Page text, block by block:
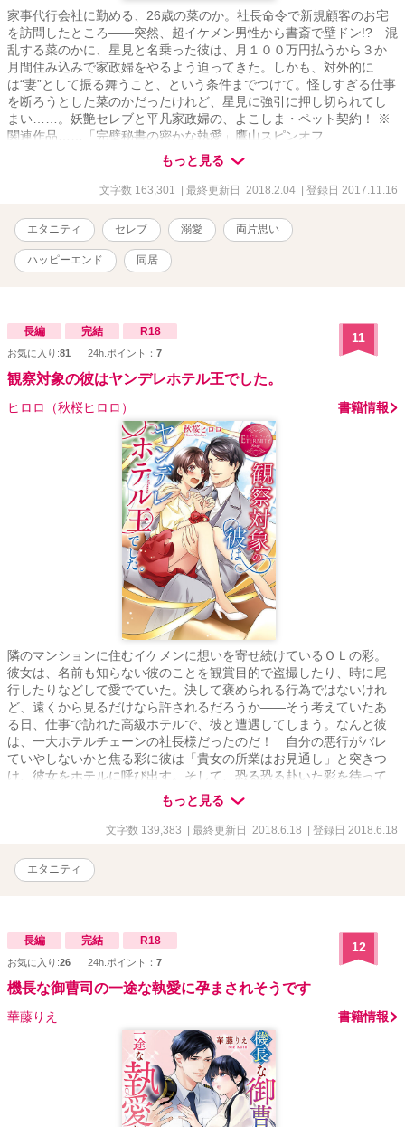
家事代行会社に勤める、26歳の菜のか。社長命令で新規顧客のお宅
を訪問したところ――突然、超イケメン男性から書斎で壁ドン!? 混
乱する菜のかに、星見と名乗った彼は、月１００万円払うから３か
月間住み込みで家政婦をやるよう迫ってきた。しかも、対外的に
は“妻”として振る舞うこと、という条件までつけて。怪しすぎる仕事
を断ろうとした菜のかだったけれど、星見に強引に押し切られてし
まい……。妖艶セレブと平凡家政婦の、よこしま・ペット契約！ ※
関連作品……「完璧秘書の密かな執愛」鷹山スピンオフ
https://www.alphapolis.co.jp/novel/307138515/878163491
もっと見る
文字数 163,301 | 最終更新日 2018.2.04 | 登録日 2017.11.16
エタニティ セレブ 溺愛 両片思い
ハッピーエンド 同居
長編 完結 R18
お気に入り:81 24h.ポイント： 7
11
観察対象の彼はヤンデレホテル王でした。
ヒロロ（秋桜ヒロロ） 書籍情報
隣のマンションに住むイケメンに想いを寄せ続けているＯＬの彩。
彼女は、名前も知らない彼のことを観賞目的で盗撮したり、時に尾
行したりなどして愛でていた。決して褒められる行為ではないけれ
ど、遠くから見るだけなら許されるだろうか――そう考えていたあ
る日、仕事で訪れた高級ホテルで、彼と遭遇してしまう。なんと彼
は、一大ホテルチェーンの社長様だったのだ！ 自分の悪行がバレ
ていやしないかと焦る彩に彼は「貴女の所業はお見通し」と突きつ
け、彼女をホテルに呼び出す。そして、恐る恐る赴いた彩を待って
いたのは、まさかの熱烈アプローチと、尋常ならざる執愛。あっと
いう間に高級マンションに監禁され、三食・昼寝・手錠付きの同棲
生活が始まって……!?
もっと見る
文字数 139,383 | 最終更新日 2018.6.18 | 登録日 2018.6.18
エタニティ
長編 完結 R18
お気に入り:26 24h.ポイント： 7
12
機長な御曹司の一途な執愛に孕まされそうです
華藤りえ 書籍情報